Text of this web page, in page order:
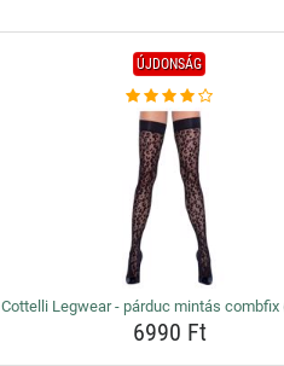
ÚJDONSÁG
Cottelli Legwear - párduc mintás
6990 Ft